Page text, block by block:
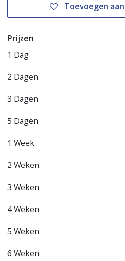
Toevoegen
Prijzen
1 Dag
2 Dagen
3 Dagen
5 Dagen
1 Week
2 Weken
3 Weken
4 Weken
5 Weken
6 Weken